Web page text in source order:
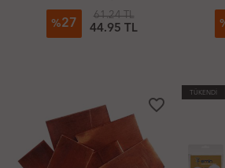
%27
61.24 TL
44.95 TL
favorite_border
TÜKENDİ